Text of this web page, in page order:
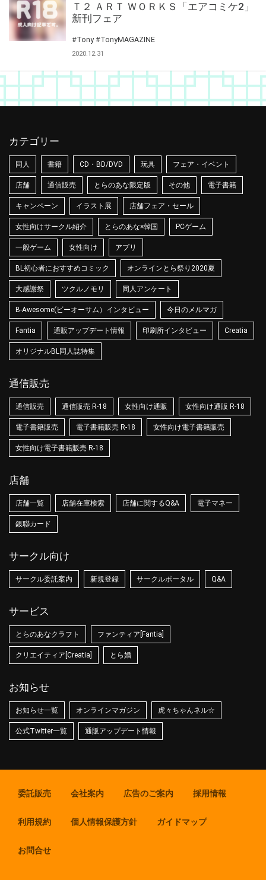
Ｔ２ ＡＲＴ ＷＯＲＫＳ「エアコミケ2」
新刊フェア
#Tony #TonyMAGAZINE
2020.12.31
カテゴリー
同人 書籍 CD・BD/DVD 玩具 フェア・イベント
店舗 通信販売 とらのあな限定版 その他 電子書籍
キャンペーン イラスト展 店舗フェア・セール
女性向けサークル紹介 とらのあな×韓国 PCゲーム
一般ゲーム 女性向け アプリ
BL初心者におすすめコミック オンラインとら祭り2020夏
大感謝祭 ツクルノモリ 同人アンケート
B-Awesome(ビーオーサム）インタビュー 今日のメルマガ
Fantia 通販アップデート情報 印刷所インタビュー Creatia
オリジナルBL同人誌特集
通信販売
通信販売 通信販売 R-18 女性向け通販 女性向け通販 R-18
電子書籍販売 電子書籍販売 R-18 女性向け電子書籍販売
女性向け電子書籍販売 R-18
店舗
店舗一覧 店舗在庫検索 店舗に関するQ&A 電子マネー
銀聯カード
サークル向け
サークル委託案内 新規登録 サークルポータル Q&A
サービス
とらのあなクラフト ファンティア[Fantia]
クリエイティア[Creatia] とら婚
お知らせ
お知らせ一覧 オンラインマガジン 虎々ちゃんネル☆
公式Twitter一覧 通販アップデート情報
委託販売 会社案内 広告のご案内 採用情報
利用規約 個人情報保護方針 ガイドマップ
お問合せ